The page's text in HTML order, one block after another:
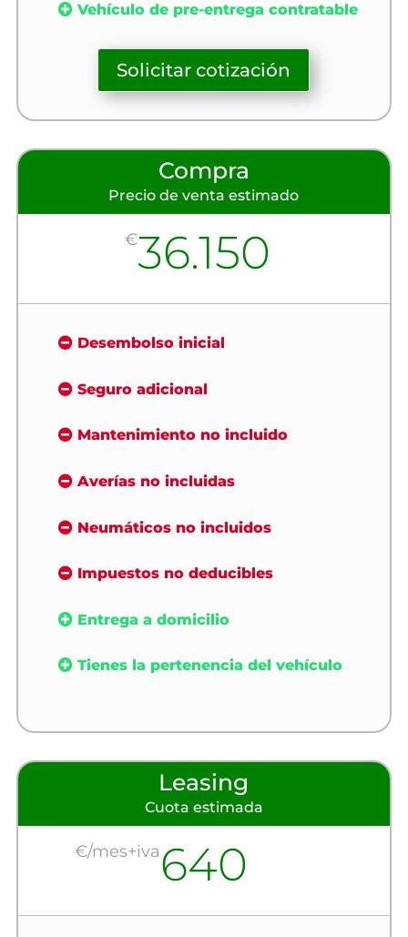
Vehículo de pre-entrega contratable
Solicitar cotización
Compra
Precio de venta estimado
€36.150
Desembolso inicial
Seguro adicional
Mantenimiento no incluido
Averías no incluidas
Neumáticos no incluidos
Impuestos no deducibles
Entrega a domicilio
Tienes la pertenencia del vehículo
Leasing
Cuota estimada
€/mes+iva640